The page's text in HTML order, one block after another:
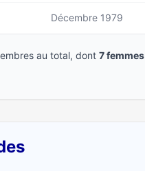
Décembre 1979
au total, dont 7 femmes